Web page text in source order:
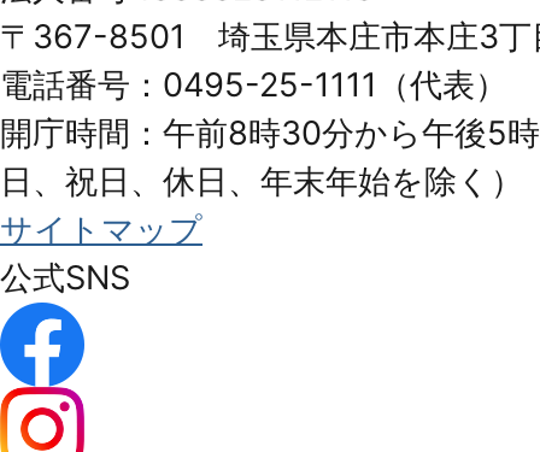
Honjo
City
〒367-8501 埼玉県本庄市本庄3丁
電話番号：0495-25-1111（代表）
開庁時間：午前8時30分から午後5
日、祝日、休日、年末年始を除く）
サイトマップ
公式SNS